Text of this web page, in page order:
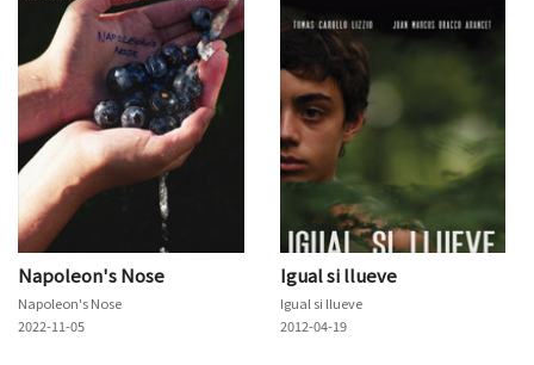
Napoleon's Nose
Napoleon's Nose
2022-11-05
Igual si llueve
Igual si llueve
2012-04-19